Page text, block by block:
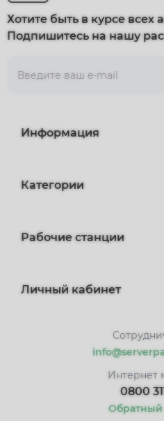
Хотите быть в курсе всех
Подпишитесь на нашу
Информация
Категории
Рабочие станции
Личный кабинет
Интернет
0800
Обратный